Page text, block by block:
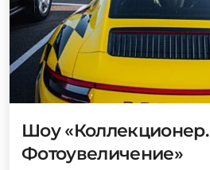
Шоу «Коллекционер.
Фотоувеличение»